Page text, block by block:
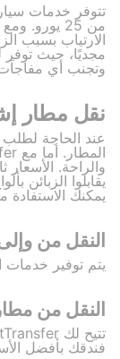
تتوفر خدمات
من 25
مجديًا، حيث توفر
وتجنب أي
نقل مطار
عند الحاجة لطلب
والراحة. الأسعار
يقابلوا الزبائن
يمكنك
النقل من
يتم توفير خدمات
النقل من
فندقك بأفضل